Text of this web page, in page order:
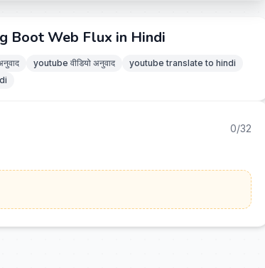
Boot Web Flux in Hindi
youtube वीडियो अनुवाद
youtube translate to hindi
0/32